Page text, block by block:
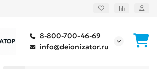
8-800-700-46-69
info@deionizator.ru